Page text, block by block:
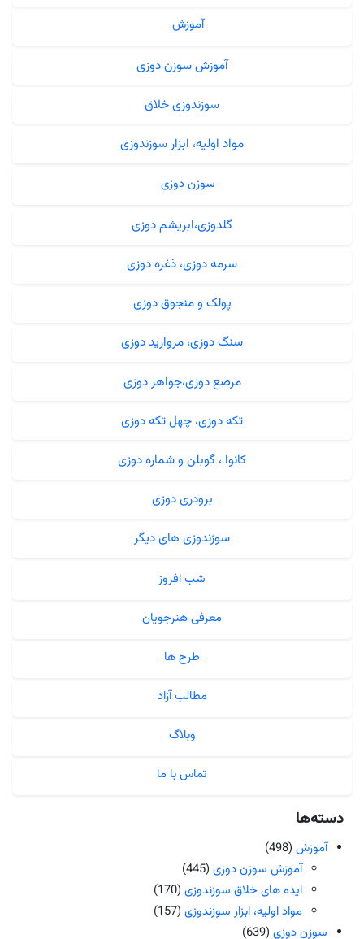
آموزش
آموزش سوزن دوزی
سوزندوزی خلاق
مواد اولیه، ابزار سوزندوزی
سوزن دوزی
گلدوزی،ابریشم دوزی
سرمه دوزی، ذغره دوزی
پولک و منجوق دوزی
سنگ دوزی، مروارید دوزی
مرصع دوزی،جواهر دوزی
تکه دوزی، چهل تکه دوزی
کانوا ، گوبلن و شماره دوزی
برودری دوزی
سوزندوزی های دیگر
شب افروز
معرفی هنرجویان
طرح ها
مطالب آزاد
وبلاگ
تماس با ما
دسته‌ها
آموزش (498)
آموزش سوزن دوزی (445)
ایده های خلاق سوزندوزی (170)
مواد اولیه، ابزار سوزندوزی (157)
سوزن دوزی (639)